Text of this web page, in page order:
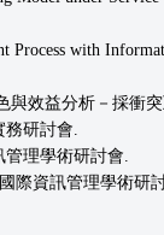
with
效益分析－採衝
務研討會.
管理學術研討會.
際資訊管理學術研